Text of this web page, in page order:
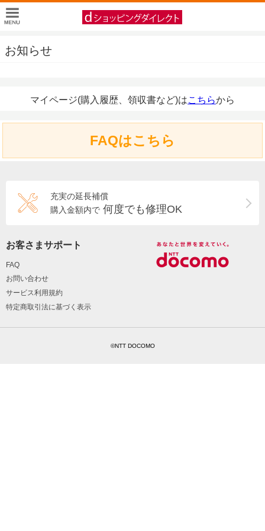
お知らせ
マイページ(購入履歴、領収書など)はこちらから
FAQはこちら
充実の延長補償
購入金額内で 何度でも修理OK
お客さまサポート
FAQ
お問い合わせ
サービス利用規約
特定商取引法に基づく表示
©NTT DOCOMO